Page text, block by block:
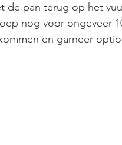
de pan terug op het
nog voor ongeveer
en garneer